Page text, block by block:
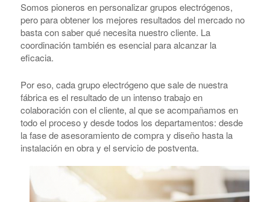
Somos pioneros en personalizar grupos electrógenos,
pero para obtener los mejores resultados del mercado no
basta con saber qué necesita nuestro cliente. La
coordinación también es esencial para alcanzar la
eficacia.
Por eso, cada grupo electrógeno que sale de nuestra
fábrica es el resultado de un intenso trabajo en
colaboración con el cliente, al que se acompañamos en
todo el proceso y desde todos los departamentos: desde
la fase de asesoramiento de compra y diseño hasta la
instalación en obra y el servicio de postventa.